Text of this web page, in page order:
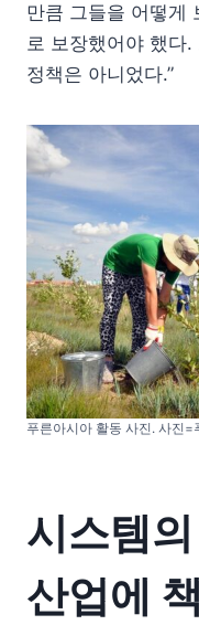
만큼 그들을 어떻게
로 보장했어야 했다
정책은 아니었다.”
푸른아시아 활동 사진. 사진=
시스템
산업에